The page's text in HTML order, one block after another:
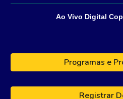
Ao Vivo Digital
Programas e
Registrar